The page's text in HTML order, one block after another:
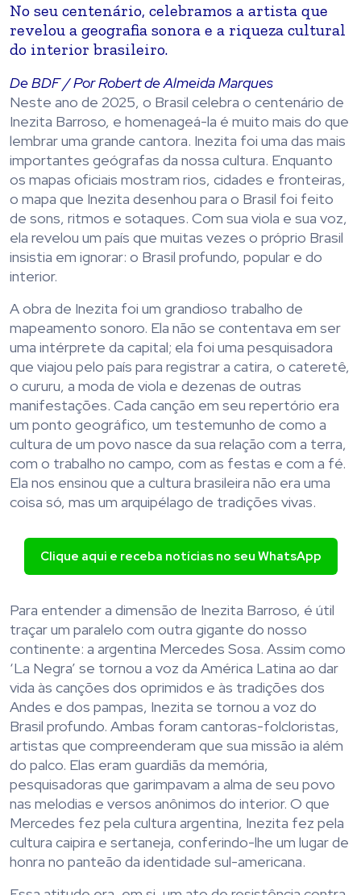
No seu centenário, celebramos a artista que
revelou a geografia sonora e a riqueza cultural
do interior brasileiro.
De BDF / Por Robert de Almeida Marques
Neste ano de 2025, o Brasil celebra o centenário de
Inezita Barroso, e homenageá-la é muito mais do que
lembrar uma grande cantora. Inezita foi uma das mais
importantes geógrafas da nossa cultura. Enquanto
os mapas oficiais mostram rios, cidades e fronteiras,
o mapa que Inezita desenhou para o Brasil foi feito
de sons, ritmos e sotaques. Com sua viola e sua voz,
ela revelou um país que muitas vezes o próprio Brasil
insistia em ignorar: o Brasil profundo, popular e do
interior.
A obra de Inezita foi um grandioso trabalho de
mapeamento sonoro. Ela não se contentava em ser
uma intérprete da capital; ela foi uma pesquisadora
que viajou pelo país para registrar a catira, o cateretê,
o cururu, a moda de viola e dezenas de outras
manifestações. Cada canção em seu repertório era
um ponto geográfico, um testemunho de como a
cultura de um povo nasce da sua relação com a terra,
com o trabalho no campo, com as festas e com a fé.
Ela nos ensinou que a cultura brasileira não era uma
coisa só, mas um arquipélago de tradições vivas.
Clique aqui e receba notícias no seu WhatsApp
Para entender a dimensão de Inezita Barroso, é útil
traçar um paralelo com outra gigante do nosso
continente: a argentina Mercedes Sosa. Assim como
‘La Negra’ se tornou a voz da América Latina ao dar
vida às canções dos oprimidos e às tradições dos
Andes e dos pampas, Inezita se tornou a voz do
Brasil profundo. Ambas foram cantoras-folcloristas,
artistas que compreenderam que sua missão ia além
do palco. Elas eram guardiãs da memória,
pesquisadoras que garimpavam a alma de seu povo
nas melodias e versos anônimos do interior. O que
Mercedes fez pela cultura argentina, Inezita fez pela
cultura caipira e sertaneja, conferindo-lhe um lugar de
honra no panteão da identidade sul-americana.